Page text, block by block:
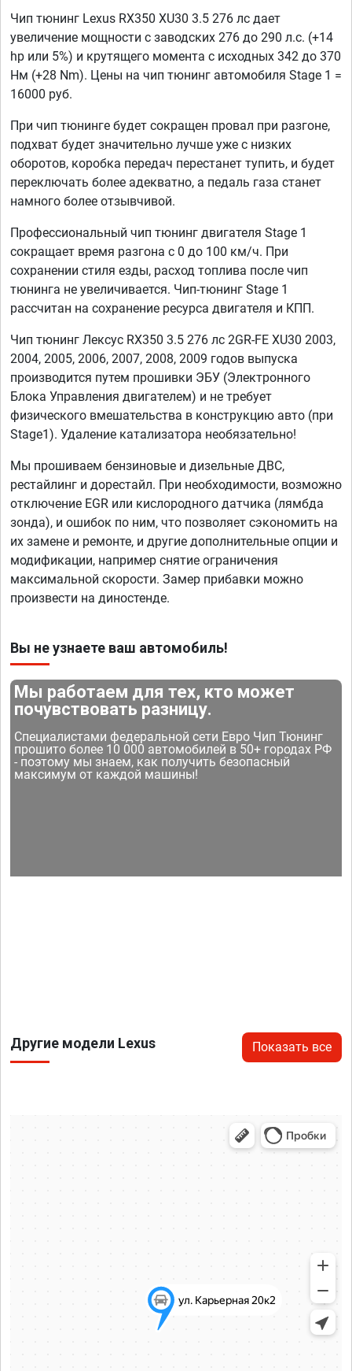
Чип тюнинг Lexus RX350 XU30 3.5 276 лс дает
увеличение мощности с заводских 276 до 290 л.с. (+14
hp или 5%) и крутящего момента с исходных 342 до 370
Нм (+28 Nm). Цены на чип тюнинг автомобиля Stage 1 =
16000 руб.
При чип тюнинге будет сокращен провал при разгоне,
подхват будет значительно лучше уже с низких
оборотов, коробка передач перестанет тупить, и будет
переключать более адекватно, а педаль газа станет
намного более отзывчивой.
Профессиональный чип тюнинг двигателя Stage 1
сокращает время разгона с 0 до 100 км/ч. При
сохранении стиля езды, расход топлива после чип
тюнинга не увеличивается. Чип-тюнинг Stage 1
рассчитан на сохранение ресурса двигателя и КПП.
Чип тюнинг Лексус RX350 3.5 276 лс 2GR-FE XU30 2003,
2004, 2005, 2006, 2007, 2008, 2009 годов выпуска
производится путем прошивки ЭБУ (Электронного
Блока Управления двигателем) и не требует
физического вмешательства в конструкцию авто (при
Stage1). Удаление катализатора необязательно!
Мы прошиваем бензиновые и дизельные ДВС,
рестайлинг и дорестайл. При необходимости, возможно
отключение EGR или кислородного датчика (лямбда
зонда), и ошибок по ним, что позволяет сэкономить на
их замене и ремонте, и другие дополнительные опции и
модификации, например снятие ограничения
максимальной скорости. Замер прибавки можно
произвести на диностенде.
Вы не узнаете ваш автомобиль!
Мы работаем для тех, кто может
почувствовать разницу.
Специалистами федеральной сети Евро Чип Тюнинг
прошито более 10 000 автомобилей в 50+ городах РФ
- поэтому мы знаем, как получить безопасный
максимум от каждой машины!
Другие модели Lexus Показать все